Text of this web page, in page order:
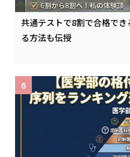
共通テストで8割で合格で
る方法も伝授
6